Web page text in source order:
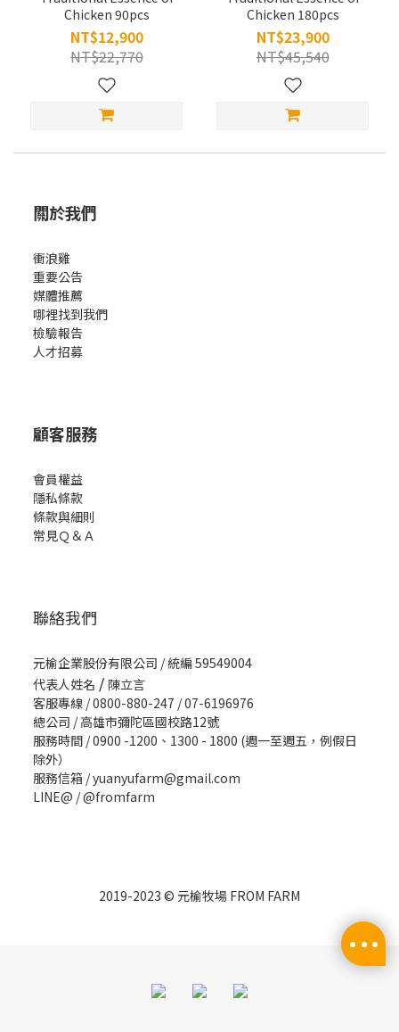
Chicken 90pcs
NT$12,900
NT$22,770
Chicken 180pcs
NT$23,900
NT$45,540
關於我們
衝浪雞
重要公告
媒體推薦
哪裡找到我們
檢驗報告
人才招募
顧客服務
會員權益
隱私條款
條款與細則
常見Ｑ＆Ａ
聯絡我們
元榆企業股份有限公司 / 統編 59549004
代表人姓名 / 陳立言
客服專線 / 0800-880-247 / 07-6196976
總公司 / 高雄市彌陀區國校路12號
服務時間 / 0900 -1200、1300 - 1800 (週一至週五，例假日
除外）
服務信箱 / yuanyufarm@gmail.com
LINE@ /@fromfarm
2019-2023 © 元榆牧場 FROM FARM